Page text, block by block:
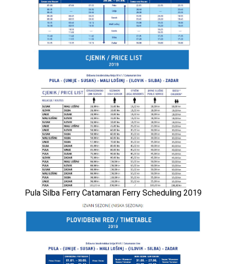
Pula Silba Ferry Catamaran Ferry Scheduling 2019